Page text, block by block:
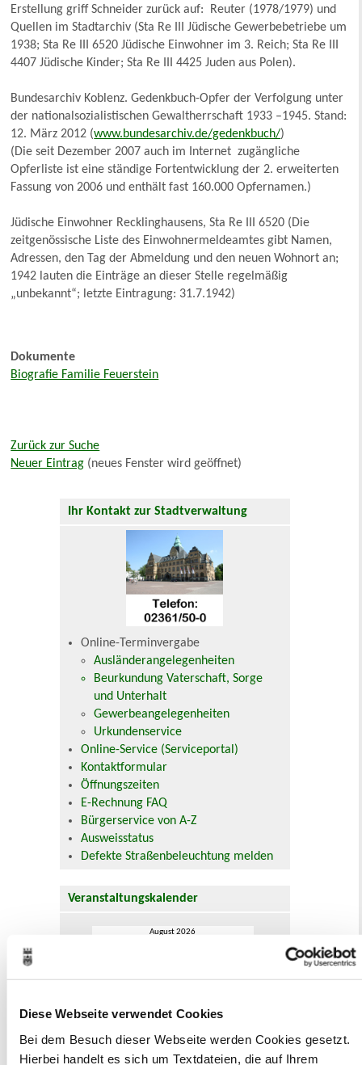
Diese Webseite verwendet Cookies
Bei dem Besuch dieser Webseite werden Cookies gesetzt.
Hierbei handelt es sich um Textdateien, die auf Ihrem
Erstellung griff Schneider zurück auf: Reuter (1978/1979) und
Quellen im Stadtarchiv (Sta Re III Jüdische Gewerbebetriebe um
1938; Sta Re III 6520 Jüdische Einwohner im 3. Reich; Sta Re III
4407 Jüdische Kinder; Sta Re III 4425 Juden aus Polen).
Bundesarchiv Koblenz. Gedenkbuch-Opfer der Verfolgung unter
der nationalsozialistischen Gewaltherrschaft 1933 –1945. Stand:
12. März 2012 (www.bundesarchiv.de/gedenkbuch/)
(Die seit Dezember 2007 auch im Internet zugängliche
Opferliste ist eine ständige Fortentwicklung der 2. erweiterten
Fassung von 2006 und enthält fast 160.000 Opfernamen.)
Jüdische Einwohner Recklinghausens, Sta Re III 6520 (Die
zeitgenössische Liste des Einwohnermeldeamtes gibt Namen,
Adressen, den Tag der Abmeldung und den neuen Wohnort an;
1942 lauten die Einträge an dieser Stelle regelmäßig
„unbekannt“; letzte Eintragung: 31.7.1942)
Dokumente
Biografie Familie Feuerstein
Zurück zur Suche
Neuer Eintrag (neues Fenster wird geöffnet)
Ihr Kontakt zur Stadtverwaltung
Online-Terminvergabe
Ausländerangelegenheiten
Beurkundung Vaterschaft, Sorge
und Unterhalt
Gewerbeangelegenheiten
Urkundenservice
Online-Service (Serviceportal)
Kontaktformular
Öffnungszeiten
E-Rechnung FAQ
Bürgerservice von A-Z
Ausweisstatus
Defekte Straßenbeleuchtung melden
Veranstaltungskalender
August 2026
17
18 19 20 21 22